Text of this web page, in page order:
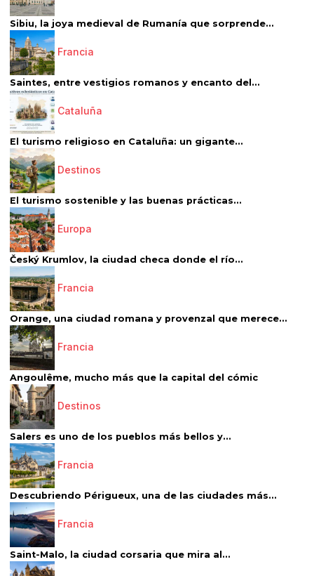
Sibiu, la joya medieval de Rumanía que sorprende...
Francia
Saintes, entre vestigios romanos y encanto del...
Cataluña
El turismo religioso en Cataluña: un gigante...
Destinos
El turismo sostenible y las buenas prácticas...
Europa
Český Krumlov, la ciudad checa donde el río...
Francia
Orange, una ciudad romana y provenzal que merece...
Francia
Angoulême, mucho más que la capital del cómic
Destinos
Salers es uno de los pueblos más bellos y...
Francia
Descubriendo Périgueux, una de las ciudades más...
Francia
Saint-Malo, la ciudad corsaria que mira al...